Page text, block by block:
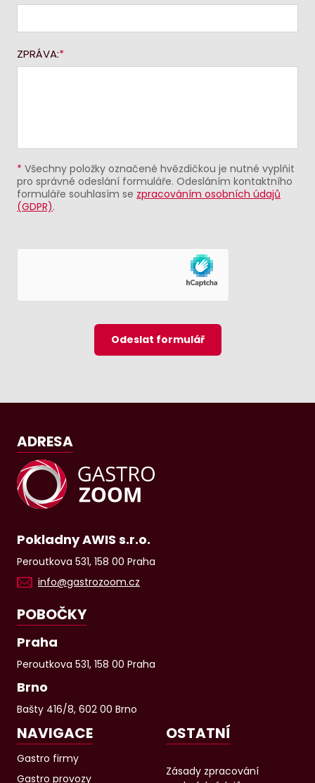
ZPRÁVA:
* Všechny položky označené hvězdičkou je nutné vyplňit
pro správné odeslání formuláře. Odesláním kontaktního
formuláře souhlasím se zpracováním osobních údajů
(GDPR).
Odeslat formulář
ADRESA
Pokladny AWIS s.r.o.
Peroutkova 531, 158 00 Praha
info@gastrozoom.cz
POBOČKY
Praha
Peroutkova 531, 158 00 Praha
Brno
Bašty 416/8, 602 00 Brno
NAVIGACE
Gastro firmy
Gastro provozy
OSTATNÍ
Zásady zpracování